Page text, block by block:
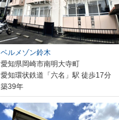
ベルメゾン鈴木
愛知県岡崎市南明大寺町
愛知環状鉄道「六名」駅 徒歩17分
築39年